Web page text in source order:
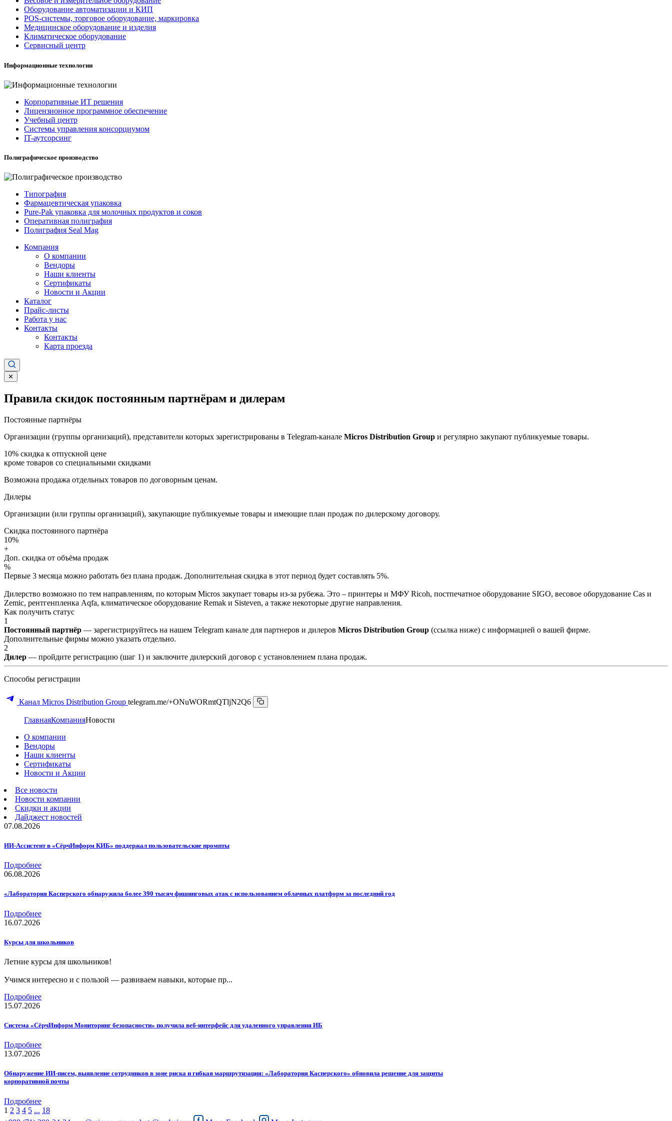
Оборудование автоматизации и КИП
POS-системы, торговое оборудование, маркировка
Медицинское оборудование и изделия
Климатическое оборудование
Сервисный центр
Информационные технологии
Корпоративные ИТ решения
Лицензионное программное обеспечение
Учебный центр
Системы управления консорциумом
IT-аутсорсинг
Полиграфическое производство
Типография
Фармацевтическая упаковка
Pure-Pak упаковка для молочных продуктов и соков
Оперативная полиграфия
Полиграфия Seal Mag
Компания
О компании
Вендоры
Наши клиенты
Сертификаты
Новости и Акции
Каталог
Прайс-листы
Работа у нас
Контакты
Контакты
Карта проезда
✕
Правила скидок постоянным партнёрам и дилерам
Постоянные партнёры
Организации (группы организаций), представители которых зарегистрированы в Telegram-канале Micros Distribution Group и регулярно закупают публикуемые товары.
10% скидка к отпускной цене
кроме товаров со специальными скидками
Возможна продажа отдельных товаров по договорным ценам.
Дилеры
Организации (или группы организаций), закупающие публикуемые товары и имеющие план продаж по дилерскому договору.
Скидка постоянного партнёра
10%
+
Доп. скидка от объёма продаж
%
Первые 3 месяца можно работать без плана продаж. Дополнительная скидка в этот период будет составлять 5%.
Дилерство возможно по тем направлениям, по которым Micros закупает товары из-за рубежа. Это – принтеры и МФУ Ricoh, постпечатное оборудование SIGO, весовое оборудование Cas и
Zemic, рентгенпленка Aqfa, климатическое оборудование Remak и Sisteven, а также некоторые другие направления.
Как получить статус
1
Постоянный партнёр — зарегистрируйтесь на нашем Telegram канале для партнеров и дилеров Micros Distribution Group (ссылка ниже) с информацией о вашей фирме.
Дополнительные фирмы можно указать отдельно.
2
Дилер — пройдите регистрацию (шаг 1) и заключите дилерский договор с установлением плана продаж.
Способы регистрации
Канал Micros Distribution Group telegram.me/+ONuWORmtQTljN2Q6
ГлавнаяКомпанияНовости
О компании
Вендоры
Наши клиенты
Сертификаты
Новости и Акции
Все новости
Новости компании
Скидки и акции
Дайджест новостей
07.08.2026
ИИ-Ассистент в «СёрчИнформ КИБ» поддержал пользовательские промпты
Подробнее
06.08.2026
«Лаборатория Касперского обнаружила более 390 тысяч фишинговых атак с использованием облачных платформ за последний год
Подробнее
16.07.2026
Курсы для школьников
Летние курсы для школьников!
Учимся интересно и с пользой — развиваем навыки, которые пр...
Подробнее
15.07.2026
Система «СёрчИнформ Мониторинг безопасности» получила веб-интерфейс для удаленного управления ИБ
Подробнее
13.07.2026
Обнаружение ИИ-писем, выявление сотрудников в зоне риска и гибкая маршрутизация: «Лаборатория Касперского» обновила решение для защиты
корпоративной почты
Подробнее
1 2 3 4 5 ... 18